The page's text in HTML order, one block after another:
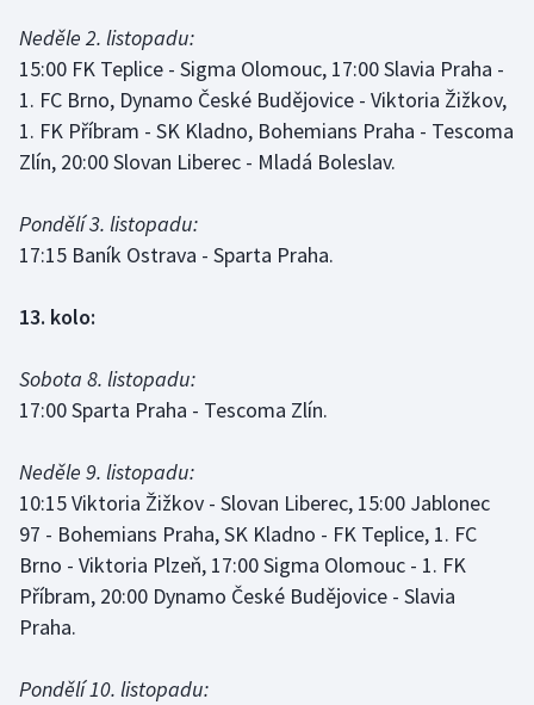
Parasport
Plavání
Plážový volejbal
Ragby
Rychlostní kanoistika
Short track
Stolní tenis
Triatlon
Veslování
Vodní slalom
Neděle 2. listopadu:
15:00 FK Teplice - Sigma Olomouc, 17:00 Slavia Praha -
1. FC Brno, Dynamo České Budějovice - Viktoria Žižkov,
1. FK Příbram - SK Kladno, Bohemians Praha - Tescoma
Zlín, 20:00 Slovan Liberec - Mladá Boleslav.
Pondělí 3. listopadu:
17:15 Baník Ostrava - Sparta Praha.
13. kolo:
Sobota 8. listopadu:
17:00 Sparta Praha - Tescoma Zlín.
Neděle 9. listopadu:
10:15 Viktoria Žižkov - Slovan Liberec, 15:00 Jablonec
97 - Bohemians Praha, SK Kladno - FK Teplice, 1. FC
Brno - Viktoria Plzeň, 17:00 Sigma Olomouc - 1. FK
Příbram, 20:00 Dynamo České Budějovice - Slavia
Praha.
Pondělí 10. listopadu: